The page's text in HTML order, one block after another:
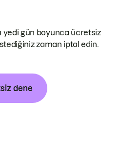
yedi gün boyunca ücretsiz
zaman iptal edin.
dene